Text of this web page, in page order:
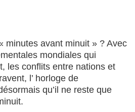
minutes avant minuit » ? Avec
mondiales qui
les conflits entre nations et
l’ horloge de
qu’il ne reste que